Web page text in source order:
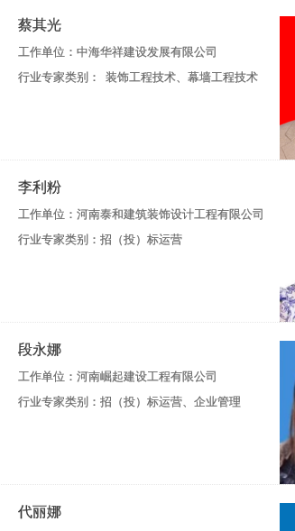
蔡其光
工作单位：中海华祥建设发展有限公司
行业专家类别： 装饰工程技术、幕墙工程技术
李利粉
工作单位：河南泰和建筑装饰设计工程有限公司
行业专家类别：招（投）标运营
段永娜
工作单位：河南崛起建设工程有限公司
行业专家类别：招（投）标运营、企业管理
代丽娜